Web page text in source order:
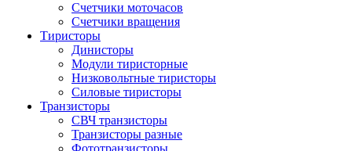
Счетчики моточасов
Счетчики вращения
Тиристоры
Динисторы
Модули тиристорные
Низковольтные тиристоры
Силовые тиристоры
Транзисторы
СВЧ транзисторы
Транзисторы разные
Фототранзисторы